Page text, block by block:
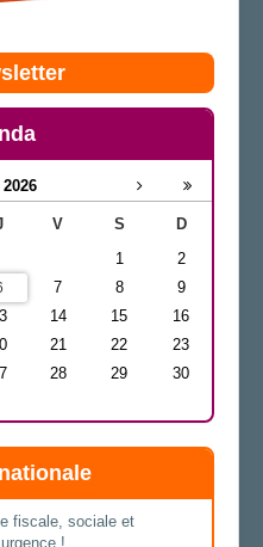
2026
V S
D
1
2
7 8
9
14 15
16
21 22
23
28 29
30
fiscale, sociale et
!